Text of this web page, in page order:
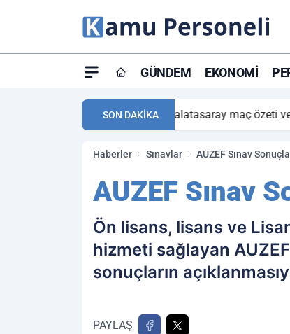
GÜNDEM EKONOMI
SON DAKİKA
maç özeti ve golleri! 23:59 Petrol
Haberler Sınavlar AUZEF Sınav
AUZEF Sınav
Ön lisans, lisans ve
hizmeti sağlayan
sonuçların
PAYLAŞ